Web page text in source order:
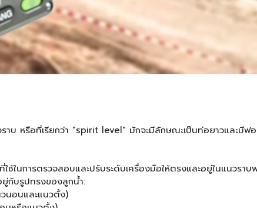
าบ หรือที่เรียกว่า "spirit level" มักจะมีลักษณะเป็นท่อยาวและมีฟ
นการตรวจสอบและปรับระดับเครื่องมือให้ตรงและอยู่ในแนวรา
กับรูปทรงของลูกน้ำ:
นอนและแนวตั้ง)